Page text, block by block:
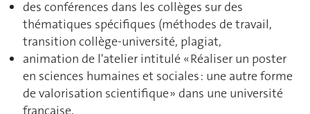
des conférences dans les collèges sur des
thématiques spécifiques (méthodes de travail,
transition collège-université, plagiat,
animation de l'atelier intitulé « Réaliser un poster
en sciences humaines et sociales : une autre forme
de valorisation scientifique » dans une université
française,